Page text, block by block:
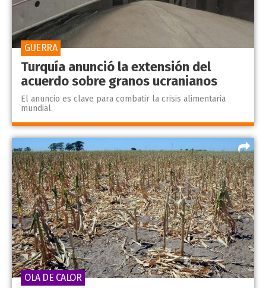
Turquía anunció la extensión del
acuerdo sobre granos ucranianos
El anuncio es clave para combatir la crisis alimentaria
mundial.
GUERRA
OLA DE CALOR